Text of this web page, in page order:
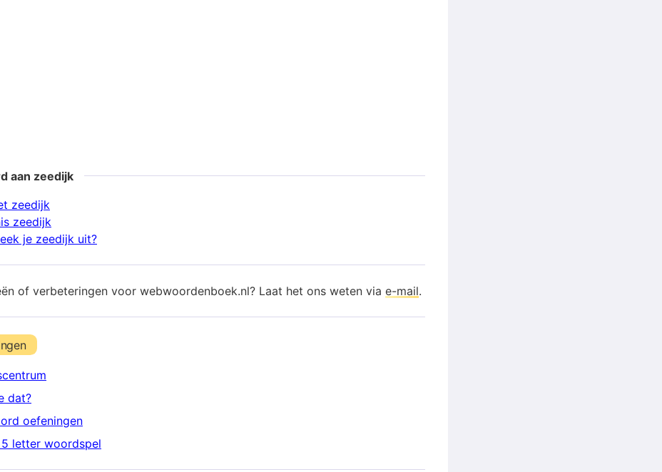
aan zeedijk
zeedijk
zeedijk
je zeedijk uit?
of verbeteringen voor webwoordenboek.nl? Laat het ons weten via e-mail.
dat?
oefeningen
letter woordspel